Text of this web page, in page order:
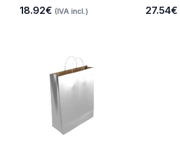
18.92€ (IVA incl.) 27.54€